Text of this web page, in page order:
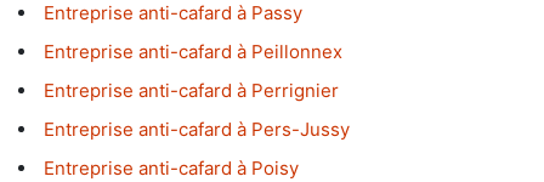
Entreprise anti-cafard à Passy
Entreprise anti-cafard à Peillonnex
Entreprise anti-cafard à Perrignier
Entreprise anti-cafard à Pers-Jussy
Entreprise anti-cafard à Poisy